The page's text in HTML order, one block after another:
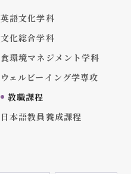
英語文化学科
文化総合学科
食環境マネジメント学科
ウェルビーイング学専攻
教職課程
日本語教員養成課程